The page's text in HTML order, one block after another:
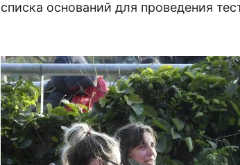
списка оснований для проведения